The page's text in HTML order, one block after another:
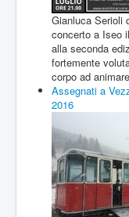
Gianluca Serioli
concerto a Iseo
alla seconda
fortemente
corpo ad
Assegnati a
2016